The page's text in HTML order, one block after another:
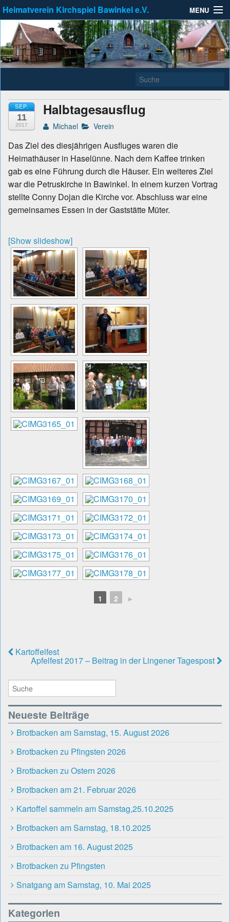
Heimatverein Kirchspiel Bawinkel e.V. MENU
Allgemein
Kleinbahnausstellung
Aktuell
Heimatverein Kirchspiel
Bawinkel e.V.
Zu erreichen unter info@Heimatverein-Bawinkel.de
SEP.
11
2017
Halbtagesausflug
Michael Verein
Das Ziel des diesjährigen Ausfluges waren die
Heimathäuser in Haselünne. Nach dem Kaffee trinken
gab es eine Führung durch die Häuser. Ein weiteres Ziel
war die Petruskirche in Bawinkel. In einem kurzen Vortrag
stellte Conny Dojan die Kirche vor. Abschluss war eine
gemeinsames Essen in der Gaststätte Müter.
[Show slideshow]
1 2 ►
Kartoffelfest
Apfelfest 2017 – Beitrag in der Lingener Tagespost
Neueste Beiträge
Brotbacken am Samstag, 15. August 2026
Brotbacken zu Pfingsten 2026
Brotbacken zu Ostern 2026
Brotbacken am 21. Februar 2026
Kartoffel sammeln am Samstag,25.10.2025
Brotbacken am Samstag, 18.10.2025
Brotbacken am 16. August 2025
Brotbacken zu Pfingsten
Snatgang am Samstag, 10. Mai 2025
Kategorien